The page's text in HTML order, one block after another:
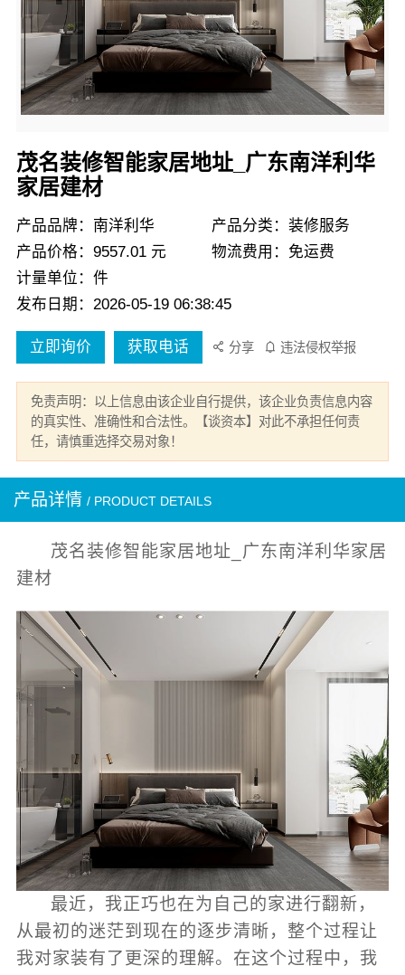
茂名装修智能家居地址_广东南洋利华
家居建材
产品品牌：南洋利华
产品分类：装修服务
产品价格：9557.01 元
物流费用：免运费
计量单位：件
发布日期：2026-05-19 06:38:45
立即询价 获取电话 分享 违法侵权举报
免责声明：以上信息由该企业自行提供，该企业负责信息内容
的真实性、准确性和合法性。【谈资本】对此不承担任何责
任，请慎重选择交易对象！
产品详情 / PRODUCT DETAILS
茂名装修智能家居地址_广东南洋利华家居
建材
最近，我正巧也在为自己的家进行翻新，
从最初的迷茫到现在的逐步清晰，整个过程让
我对家装有了更深的理解。在这个过程中，我